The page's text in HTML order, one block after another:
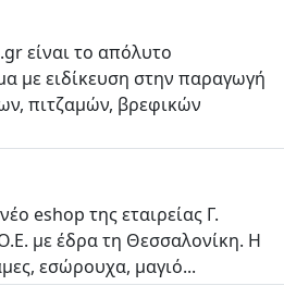
είναι το απόλυτο
με ειδίκευση στην παραγωγή
πιτζαμών, βρεφικών
eshop της εταιρείας Γ.
με έδρα τη Θεσσαλονίκη. Η
εσώρουχα, μαγιό...